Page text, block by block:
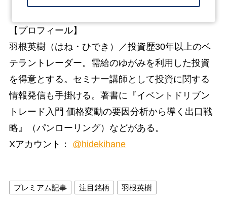
【プロフィール】
羽根英樹（はね・ひでき）／投資歴30年以上のベ
テラントレーダー。需給のゆがみを利用した投資
を得意とする。セミナー講師として投資に関する
情報発信も手掛ける。著書に『イベントドリブン
トレード入門 価格変動の要因分析から導く出口戦
略』（パンローリング）などがある。
Xアカウント： @hidekihane
プレミアム記事 注目銘柄 羽根英樹